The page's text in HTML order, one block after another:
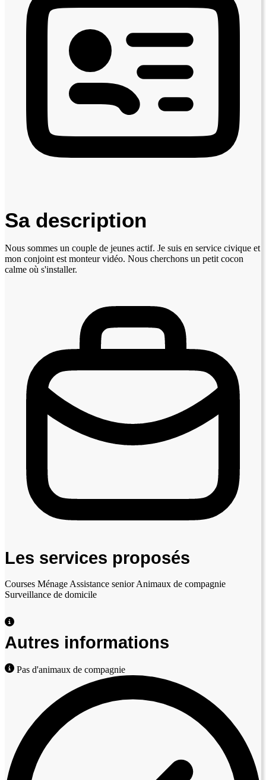
Sa description
Nous sommes un couple de jeunes actif. Je suis en service civique et
mon conjoint est monteur vidéo. Nous cherchons un petit cocon
calme où s'installer.
Les services proposés
Courses Ménage Assistance senior Animaux de compagnie
Surveillance de domicile
Autres informations
Pas d'animaux de compagnie